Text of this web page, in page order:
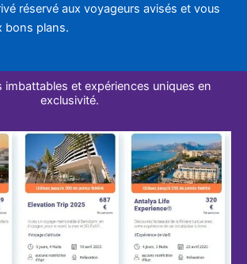
réservé aux voyageurs avisés et vous
bons plans.
imbattables et expériences uniques en
exclusivité.